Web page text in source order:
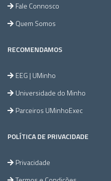
Fale Connosco
Quem Somos
RECOMENDAMOS
EEG | UMinho
Universidade do Minho
Parceiros UMinhoExec
POLÍTICA DE PRIVACIDADE
Privacidade